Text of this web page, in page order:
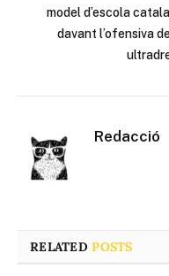
model d’escola
davant l’ofensiva
Redacció
RELATEDPOSTS